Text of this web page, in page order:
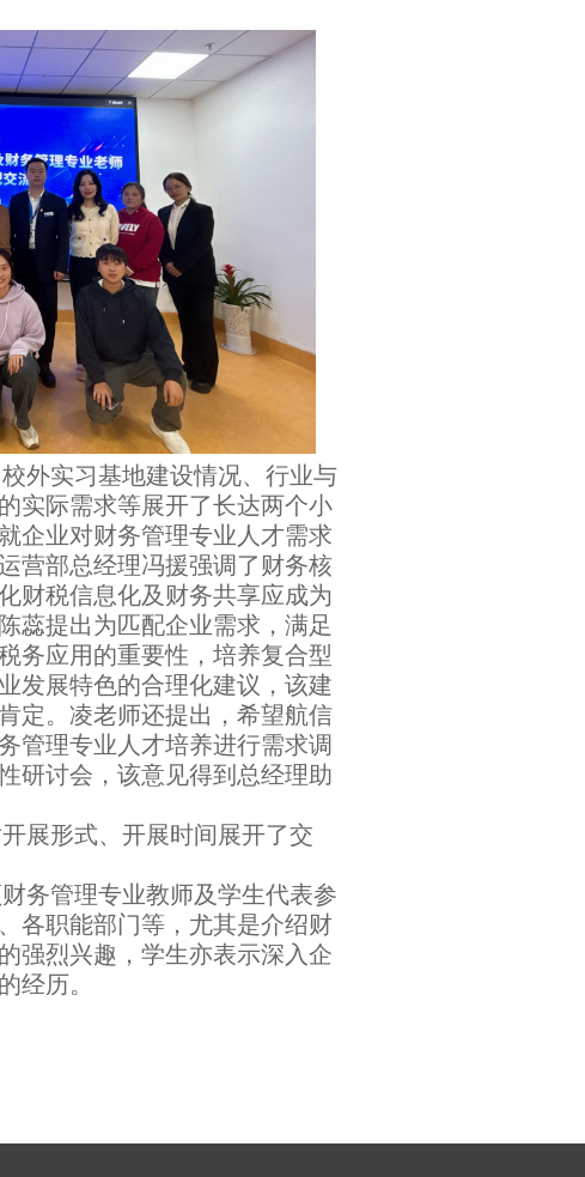
实习基地建设情况、行业与
实际需求等展开了长达两个小
企业对财务管理专业人才需求
营部总经理冯援强调了财务核
财税信息化及财务共享应成为
蕊提出为匹配企业需求，满足
务应用的重要性，培养复合型
发展特色的合理化建议，该建
定。凌老师还提出，希望航信
管理专业人才培养进行需求调
研讨会，该意见得到总经理助
形式、开展时间展开了交
管理专业教师及学生代表参
各职能部门等，尤其是介绍财
强烈兴趣，学生亦表示深入企
经历。